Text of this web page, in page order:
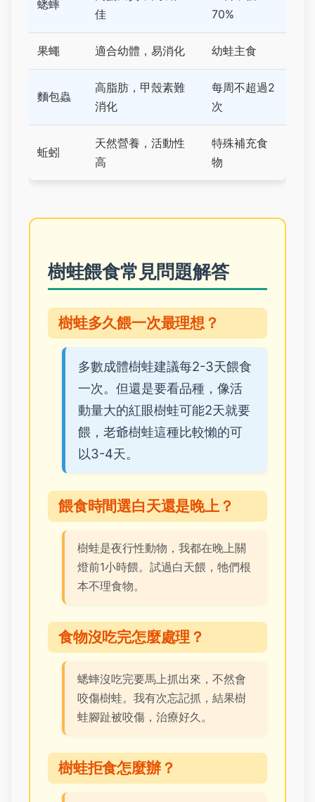
蟋蟀
佳
70%
果蠅 適合幼體，易消化 幼蛙主食
麵包蟲
高脂肪，甲殼素難
消化
每周不超過2
次
蚯蚓
天然營養，活動性
高
特殊補充食
物
樹蛙餵食常見問題解答
樹蛙多久餵一次最理想？
多數成體樹蛙建議每2-3天餵食
一次。但還是要看品種，像活
動量大的紅眼樹蛙可能2天就要
餵，老爺樹蛙這種比較懶的可
以3-4天。
餵食時間選白天還是晚上？
樹蛙是夜行性動物，我都在晚上關
燈前1小時餵。試過白天餵，牠們根
本不理食物。
食物沒吃完怎麼處理？
蟋蟀沒吃完要馬上抓出來，不然會
咬傷樹蛙。我有次忘記抓，結果樹
蛙腳趾被咬傷，治療好久。
樹蛙拒食怎麼辦？